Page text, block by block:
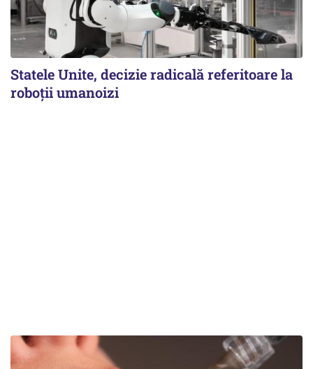
Statele Unite, decizie radicală referitoare la
roboții umanoizi